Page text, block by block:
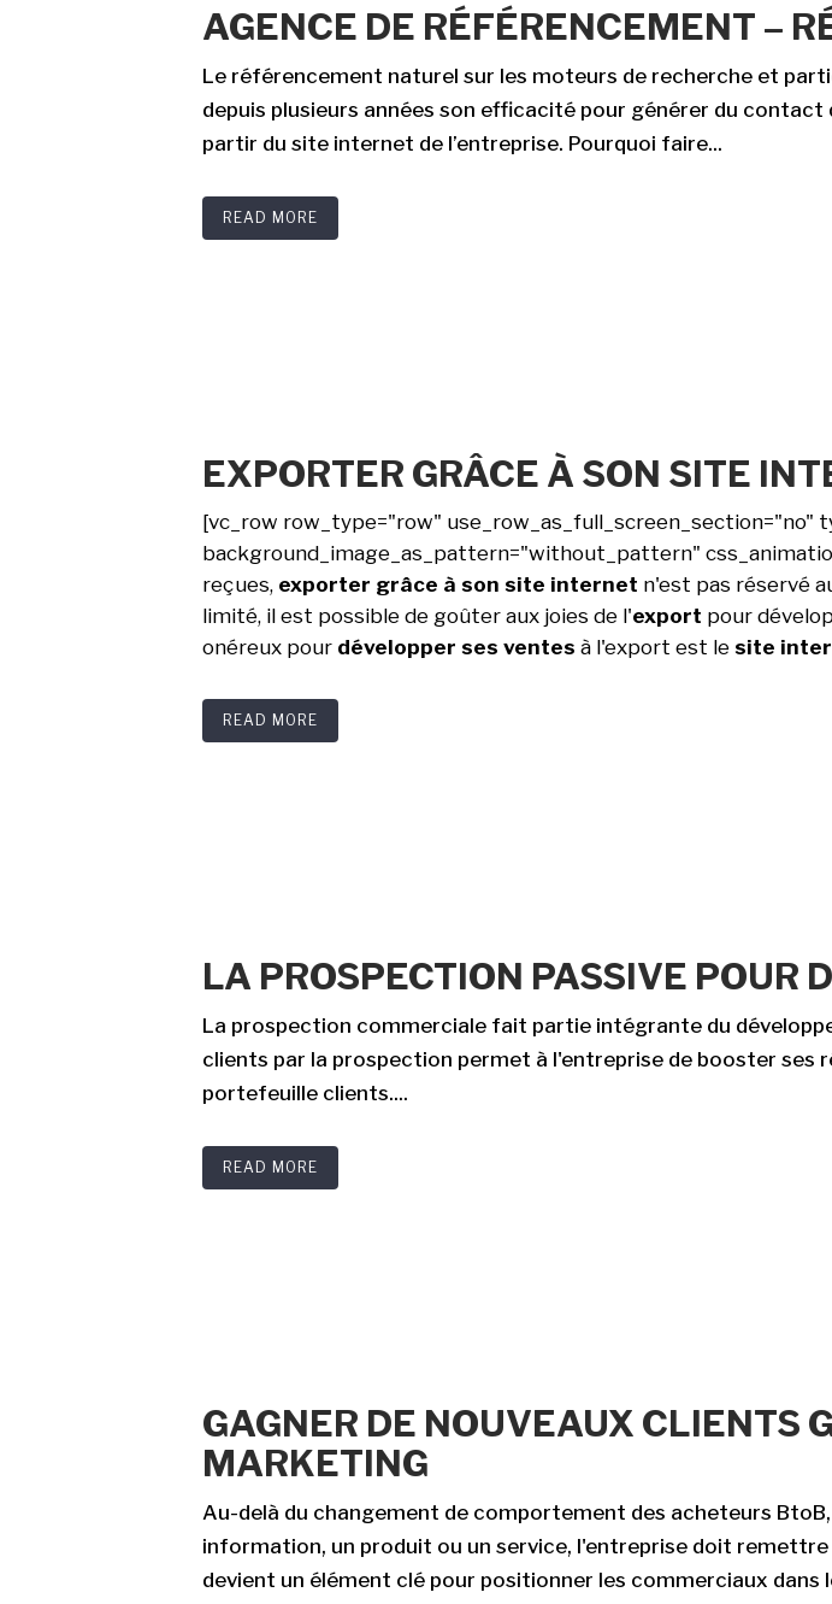
AGENCE DE RÉFÉRENCEMENT –
Le référencement naturel sur les moteurs de recherche et
depuis plusieurs années son efficacité pour générer du
partir du site internet de l’entreprise. Pourquoi faire...
READ MORE
EXPORTER GRÂCE À SON SITE
[vc_row row_type="row"
background_image_as_pattern="without_pattern"
reçues, exporter grâce à son site internet n'est pas réservé
limité, il est possible de goûter aux joies de l'export pour
onéreux pour développer ses ventes à l'export est le site
READ MORE
LA PROSPECTION PASSIVE POUR
La prospection commerciale fait partie intégrante du
clients par la prospection permet à l'entreprise de booster
portefeuille clients....
READ MORE
GAGNER DE NOUVEAUX CLIENTS
MARKETING
Au-delà du changement de comportement des acheteurs
information, un produit ou un service, l'entreprise doit
devient un élément clé pour positionner les commerciaux dans